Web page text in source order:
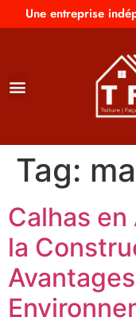
Une entreprise
Tag:
Calhas
la
Avantages